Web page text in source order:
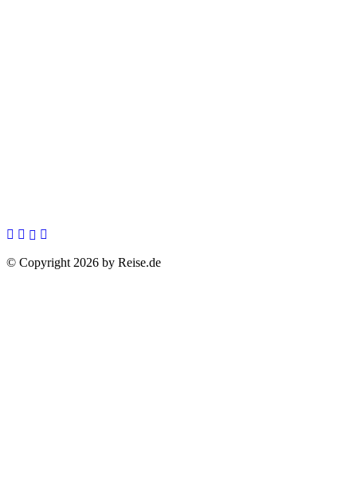
© Copyright 2026 by Reise.de